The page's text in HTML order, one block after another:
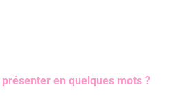
en quelques mots ?